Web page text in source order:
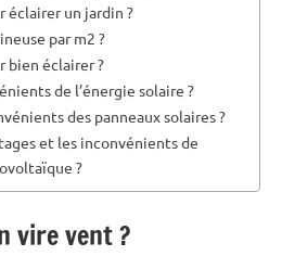
éclairer un jardin ?
par m2 ?
bien éclairer ?
de l’énergie solaire ?
des panneaux solaires ?
et les inconvénients de
?
vire vent ?